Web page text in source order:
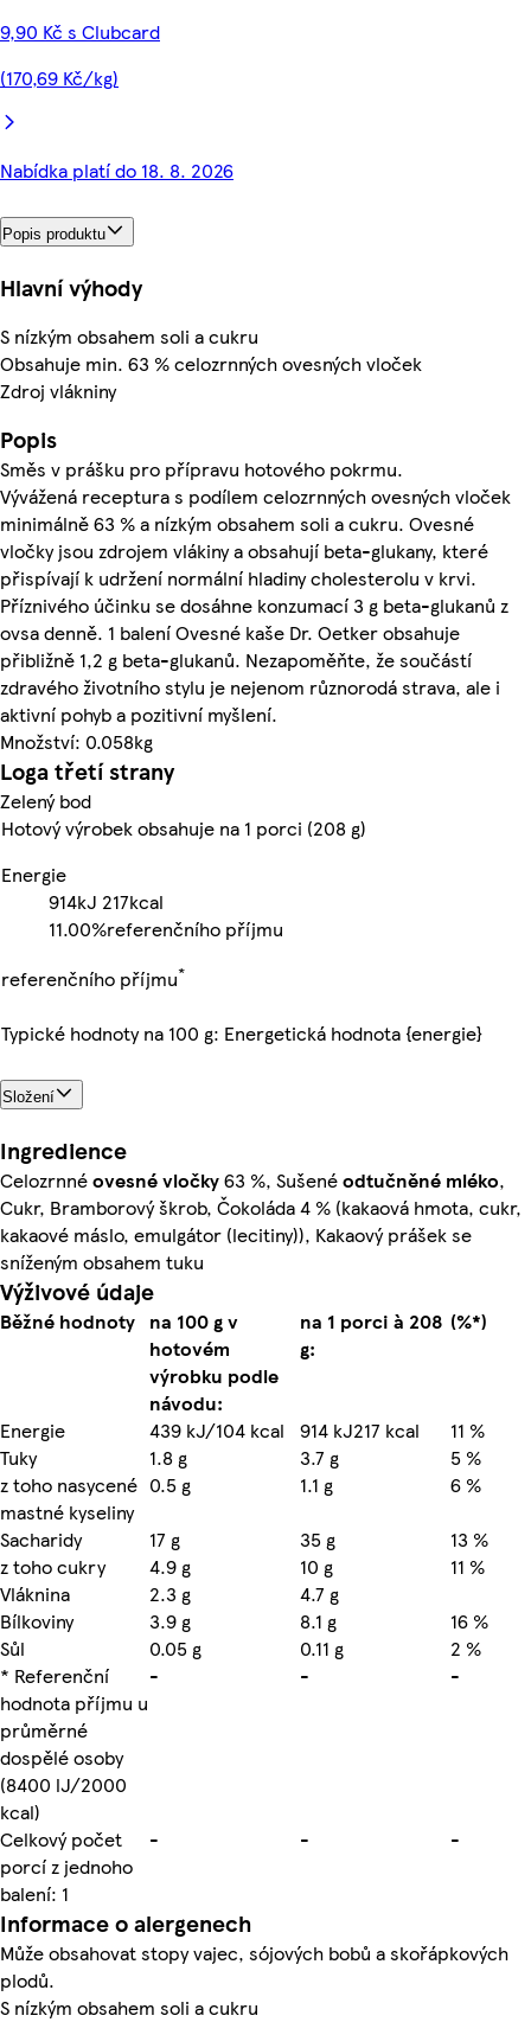
9,90 Kč s Clubcard
(170,69 Kč/kg)
Nabídka platí do 18. 8. 2026
Popis produktu
Hlavní výhody
S nízkým obsahem soli a cukru
Obsahuje min. 63 % celozrnných ovesných vloček
Zdroj vlákniny
Popis
Směs v prášku pro přípravu hotového pokrmu.
Vývážená receptura s podílem celozrnných ovesných vloček
minimálně 63 % a nízkým obsahem soli a cukru. Ovesné
vločky jsou zdrojem vlákiny a obsahují beta-glukany, které
přispívají k udržení normální hladiny cholesterolu v krvi.
Příznivého účinku se dosáhne konzumací 3 g beta-glukanů z
ovsa denně. 1 balení Ovesné kaše Dr. Oetker obsahuje
přibližně 1,2 g beta-glukanů. Nezapoměňte, že součástí
zdravého životního stylu je nejenom různorodá strava, ale i
aktivní pohyb a pozitivní myšlení.
Množství: 0.058kg
Loga třetí strany
Zelený bod
Hotový výrobek obsahuje na 1 porci (208 g)
Energie
914kJ 217kcal
11.00%referenčního příjmu
referenčního příjmu*
Typické hodnoty na 100 g: Energetická hodnota {energie}
Složení
Ingredience
Celozrnnéovesné vločky63 %, Sušenéodtučněné mléko,
Cukr, Bramborový škrob, Čokoláda 4 % (kakaová hmota, cukr,
kakaové máslo, emulgátor (lecitiny)), Kakaový prášek se
sníženým obsahem tuku
Výživové údaje
Běžné hodnoty na 100 g v
hotovém
výrobku podle
návodu:
na 1 porci à 208
g:
(%*)
Energie 439 kJ/104 kcal 914 kJ217 kcal
11 %
Tuky
1.8 g 3.7 g
5 %
z toho nasycené
mastné kyseliny
0.5 g 1.1 g
6 %
Sacharidy
17 g 35 g
13 %
z toho cukry
4.9 g 10 g
11 %
Vláknina
2.3 g
4.7 g
Bílkoviny
3.9 g 8.1 g
16 %
Sůl
0.05 g 0.11 g
2 %
* Referenční
hodnota příjmu u
průměrné
dospělé osoby
(8400 lJ/2000
kcal)
- - -
Celkový počet
porcí z jednoho
balení: 1
- - -
Informace o alergenech
Může obsahovat stopy vajec, sójových bobů a skořápkových
plodů.
S nízkým obsahem soli a cukru